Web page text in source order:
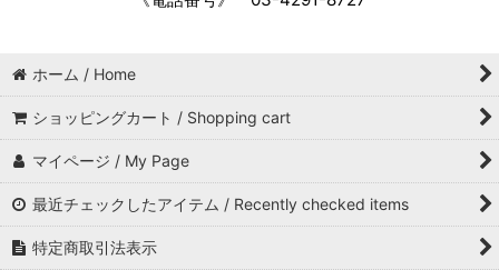
ホーム / Home
ショッピングカート / Shopping cart
マイページ / My Page
最近チェックしたアイテム / Recently checked items
特定商取引法表示